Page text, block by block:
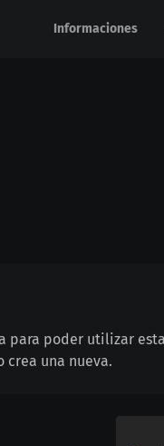
Informaciones
Informaciones
para poder utilizar
crea una nueva.